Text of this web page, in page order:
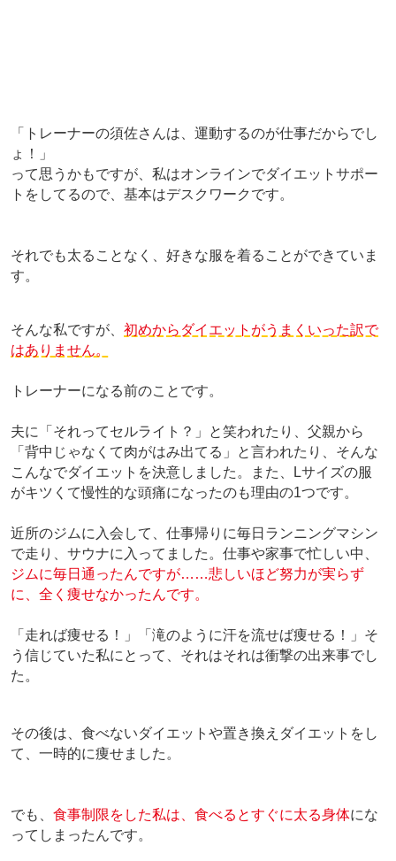
「トレーナーの須佐さんは、運動するのが仕事だからでし
ょ！」
って思うかもですが、私はオンラインでダイエットサポー
トをしてるので、基本はデスクワークです。
それでも太ることなく、好きな服を着ることができていま
す。
そんな私ですが、 初めからダイエットがうまくいった訳で
はありません。
トレーナーになる前のことです。
夫に「それってセルライト？」と笑われたり、父親から
「背中じゃなくて肉がはみ出てる」と言われたり、そんな
こんなでダイエットを決意しました。また、Lサイズの服
がキツくて慢性的な頭痛になったのも理由の1つです。
近所のジムに入会して、仕事帰りに毎日ランニングマシン
で走り、サウナに入ってました。仕事や家事で忙しい中、
ジムに毎日通ったんですが……悲しいほど努力が実らず
に、全く痩せなかったんです。
「走れば痩せる！」「滝のように汗を流せば痩せる！」そ
う信じていた私にとって、それはそれは衝撃の出来事でし
た。
その後は、食べないダイエットや置き換えダイエットをし
て、一時的に痩せました。
でも、 食事制限をした私は、 食べるとすぐに太る身体にな
ってしまったんです。